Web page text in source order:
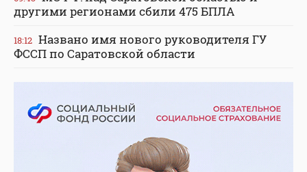
другими регионами сбили 475 БПЛА
18:12 Названо имя нового руководителя ГУ
ФССП по Саратовской области